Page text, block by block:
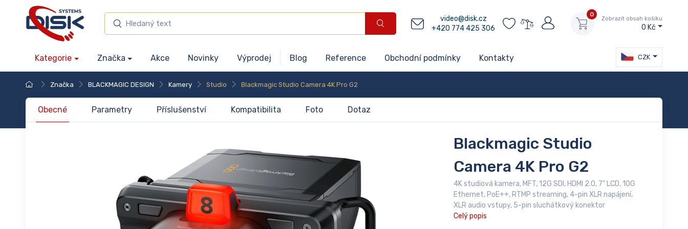
video@disk.cz
+420 774 425 306
0
Zobrazit obsah košíku
0 Kč
Kategorie Značka Akce Novinky Výprodej Blog Reference Obchodní podmínky Kontakty CZK
Značka BLACKMAGIC DESIGN Kamery Studio Blackmagic Studio Camera 4K Pro G2
Obecné Parametry Příslušenství Kompatibilita Foto Dotaz
Blackmagic Studio
Camera 4K Pro G2
4K studiová kamera, MFT, 12G SDI, HDMI 2.0, 7" LCD, 10G
Ethernet, PoE++, RTMP streaming, 4-pin XLR napájení,
XLR audio vstupy, 5-pin sluchátkový konektor
Celý popis